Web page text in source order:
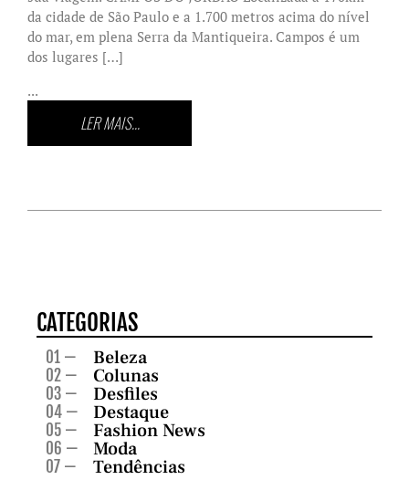
da cidade de São Paulo e a 1.700 metros acima do nível
do mar, em plena Serra da Mantiqueira. Campos é um
dos lugares […]
...
LER MAIS...
CATEGORIAS
01 — Beleza
02 — Colunas
03 — Desfiles
04 — Destaque
05 — Fashion News
06 — Moda
07 — Tendências